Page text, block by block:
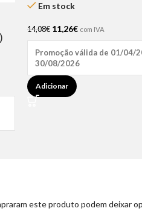
Em stock
14,08€ 11,26€ com IVA
Promoção válida de 01/04/
30/08/2026
Adicionar
este produto podem deixar